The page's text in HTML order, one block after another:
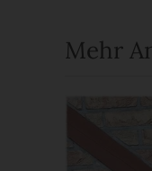
Mehr